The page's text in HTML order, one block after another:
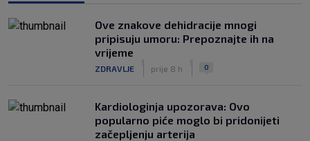
Ove znakove dehidracije mnogi
pripisuju umoru: Prepoznajte ih na
vrijeme
ZDRAVLJE prije 8 h 0
Kardiologinja upozorava: Ovo
popularno piće moglo bi pridonijeti
začepljenju arterija